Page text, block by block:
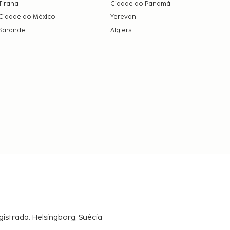
Cidade do Panamá
do México
Yerevan
Algiers
Helsingborg, Suécia